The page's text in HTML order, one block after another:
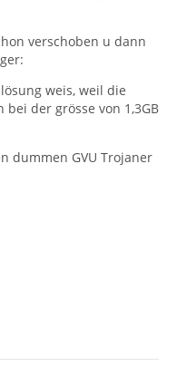
verschoben u dann
weis, weil die
der grösse von 1,3GB
dummen GVU Trojaner